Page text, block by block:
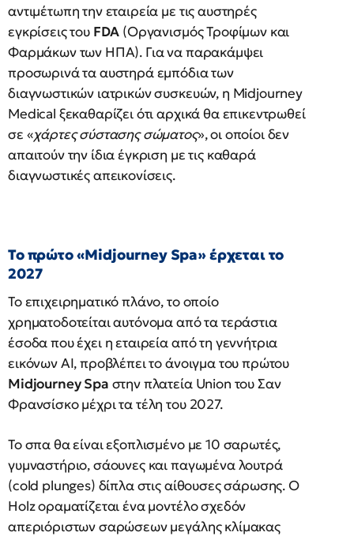
αντιμέτωπη την εταιρεία με τις αυστηρές
εγκρίσεις του FDA (Οργανισμός Τροφίμων και
Φαρμάκων των ΗΠΑ). Για να παρακάμψει
προσωρινά τα αυστηρά εμπόδια των
διαγνωστικών ιατρικών συσκευών, η Midjourney
Medical ξεκαθαρίζει ότι αρχικά θα επικεντρωθεί
σε «χάρτες σύστασης σώματος», οι οποίοι δεν
απαιτούν την ίδια έγκριση με τις καθαρά
διαγνωστικές απεικονίσεις.
Το πρώτο «Midjourney Spa» έρχεται το
2027
Το επιχειρηματικό πλάνο, το οποίο
χρηματοδοτείται αυτόνομα από τα τεράστια
έσοδα που έχει η εταιρεία από τη γεννήτρια
εικόνων AI, προβλέπει το άνοιγμα του πρώτου
Midjourney Spa στην πλατεία Union του Σαν
Φρανσίσκο μέχρι τα τέλη του 2027.
Το σπα θα είναι εξοπλισμένο με 10 σαρωτές,
γυμναστήριο, σάουνες και παγωμένα λουτρά
(cold plunges) δίπλα στις αίθουσες σάρωσης. Ο
Holz οραματίζεται ένα μοντέλο σχεδόν
απεριόριστων σαρώσεων μεγάλης κλίμακας